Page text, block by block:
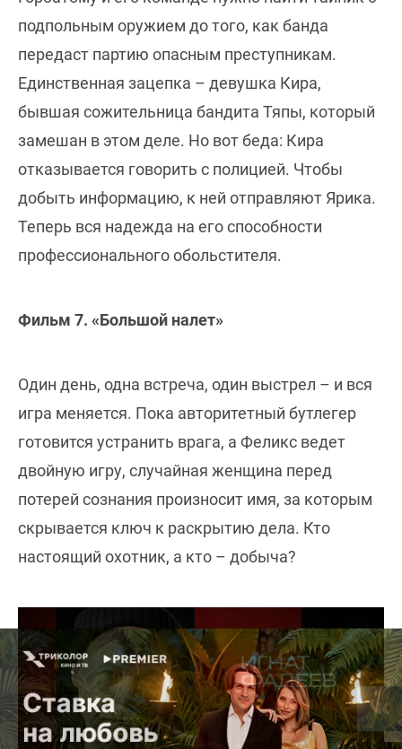
подпольным оружием до того, как банда
передаст партию опасным преступникам.
Единственная зацепка – девушка Кира,
бывшая сожительница бандита Тяпы, который
замешан в этом деле. Но вот беда: Кира
отказывается говорить с полицией. Чтобы
добыть информацию, к ней отправляют Ярика.
Теперь вся надежда на его способности
профессионального обольстителя.
Фильм 7. «Большой налет»
Один день, одна встреча, один выстрел – и вся
игра меняется. Пока авторитетный бутлегер
готовится устранить врага, а Феликс ведет
двойную игру, случайная женщина перед
потерей сознания произносит имя, за которым
скрывается ключ к раскрытию дела. Кто
настоящий охотник, а кто – добыча?